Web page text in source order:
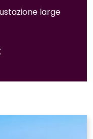
large